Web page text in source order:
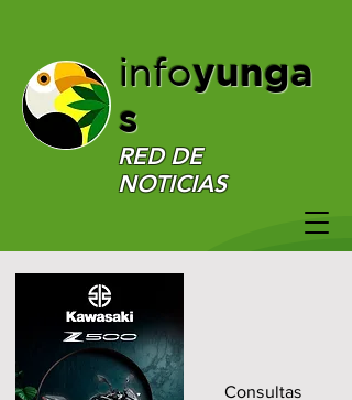
infoyunga
s
RED DE
NOTICIAS
Consultas